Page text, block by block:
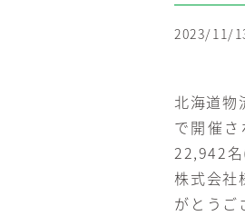
2023/11/
北海道物
で開催
22,942
株式会社
がとうご